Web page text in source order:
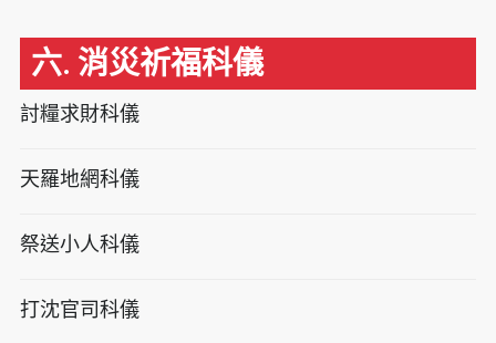
六. 消災祈福科儀
討糧求財科儀
天羅地網科儀
祭送小人科儀
打沈官司科儀